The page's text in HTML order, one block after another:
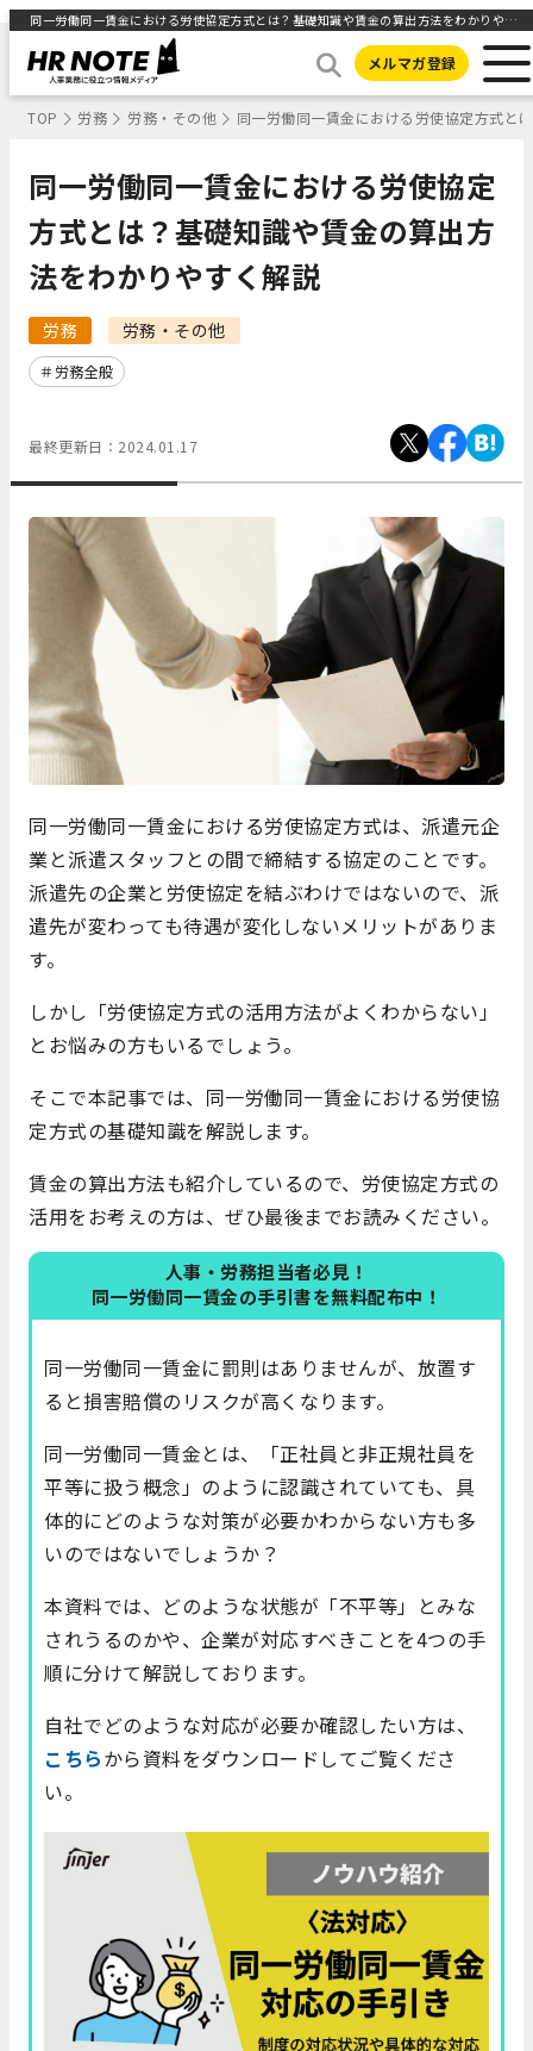
同一労働同一賃金における労使協定方式とは？基礎知識や賃金の算出方法をわかりやすく解説 ｜HR NOTE
メルマガ登録
TOP 労務 労務・その他 同一労働同一賃金における労使協定方式と
同一労働同一賃金における労使協定
方式とは？基礎知識や賃金の算出方
法をわかりやすく解説
労務 労務・その他
労務全般
最終更新日： 2024.01.17
同一労働同一賃金における労使協定方式は、派遣元企
業と派遣スタッフとの間で締結する協定のことです。
派遣先の企業と労使協定を結ぶわけではないので、派
遣先が変わっても待遇が変化しないメリットがありま
す。
しかし「労使協定方式の活用方法がよくわからない」
とお悩みの方もいるでしょう。
そこで本記事では、同一労働同一賃金における労使協
定方式の基礎知識を解説します。
賃金の算出方法も紹介しているので、労使協定方式の
活用をお考えの方は、ぜひ最後までお読みください。
人事・労務担当者必見！
同一労働同一賃金の手引書を無料配布中！
同一労働同一賃金に罰則はありませんが、放置す
ると損害賠償のリスクが高くなります。
同一労働同一賃金とは、「正社員と非正規社員を
平等に扱う概念」のように認識されていても、具
体的にどのような対策が必要かわからない方も多
いのではないでしょうか？
本資料では、どのような状態が「不平等」とみな
されうるのかや、企業が対応すべきことを4つの手
順に分けて解説しております。
自社でどのような対応が必要か確認したい方は、
こちらから資料をダウンロードしてご覧くださ
い。